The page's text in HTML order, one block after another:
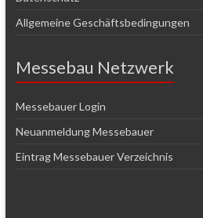
Allgemeine Geschäftsbedingungen
Messebau Netzwerk
Messebauer Login
Neuanmeldung Messebauer
Eintrag Messebauer Verzeichnis